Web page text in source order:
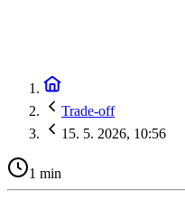
Trade-off
15. 5. 2026, 10:56
1 min